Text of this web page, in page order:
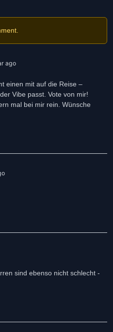
ago
einen mit auf die Reise –
Vibe passt. Vote von mir!
mal bei mir rein. Wünsche
sind ebenso nicht schlecht -